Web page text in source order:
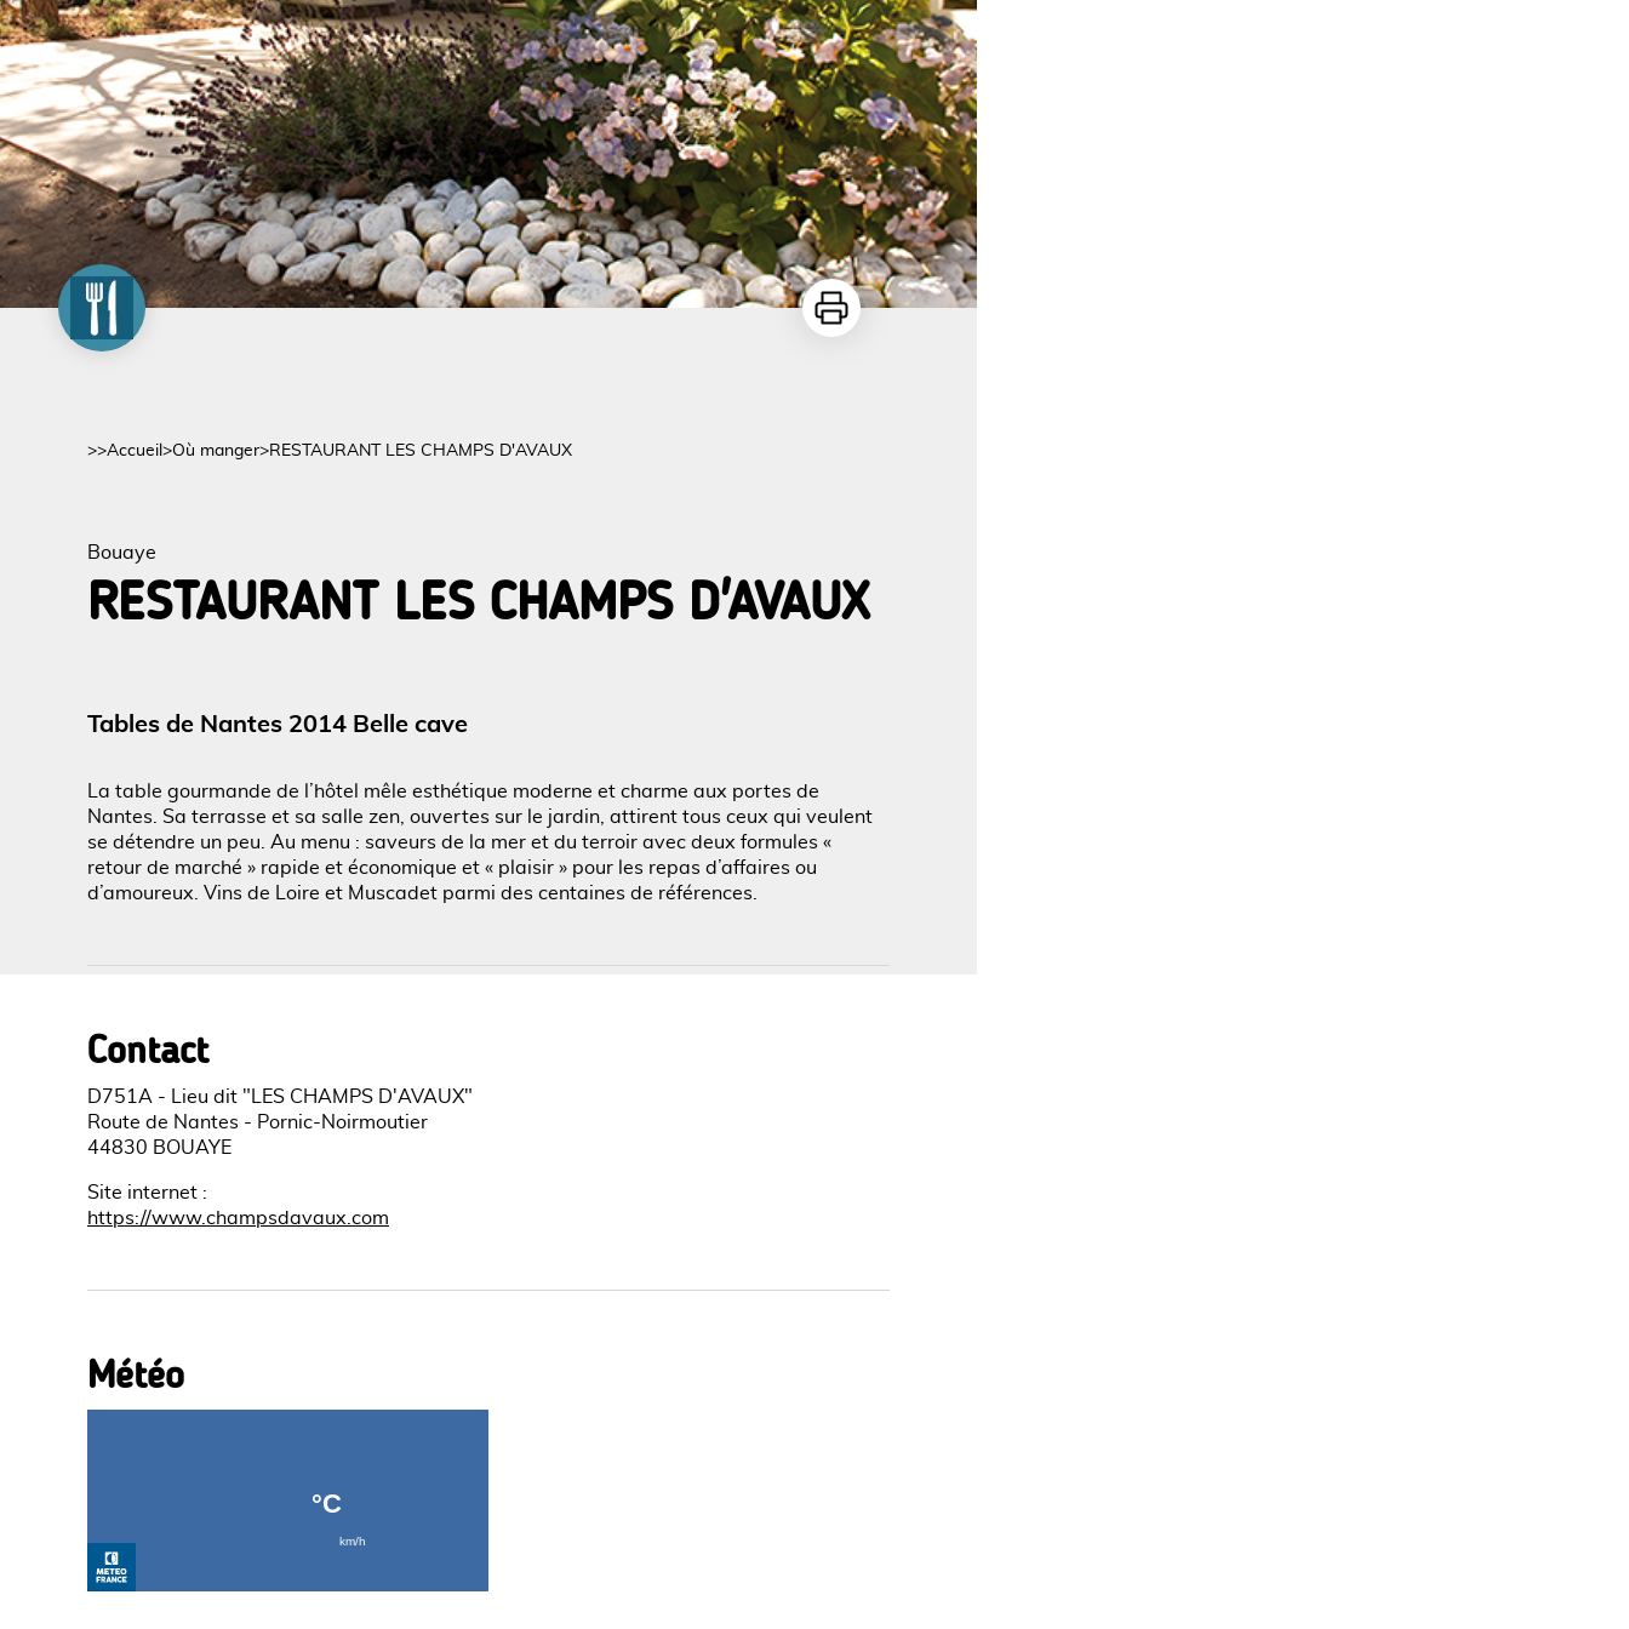
Imprimer
>>Accueil >Où manger>RESTAURANT LES CHAMPS D'AVAUX
Bouaye
RESTAURANT LES CHAMPS D'AVAUX
Tables de Nantes 2014 Belle cave
La table gourmande de l’hôtel mêle esthétique moderne et charme aux portes de
Nantes. Sa terrasse et sa salle zen, ouvertes sur le jardin, attirent tous ceux qui veulent
se détendre un peu. Au menu : saveurs de la mer et du terroir avec deux formules «
retour de marché » rapide et économique et « plaisir » pour les repas d’affaires ou
d’amoureux. Vins de Loire et Muscadet parmi des centaines de références.
Contact
D751A - Lieu dit "LES CHAMPS D'AVAUX"
Route de Nantes - Pornic-Noirmoutier
44830 BOUAYE
Site internet :
https://www.champsdavaux.com
Météo